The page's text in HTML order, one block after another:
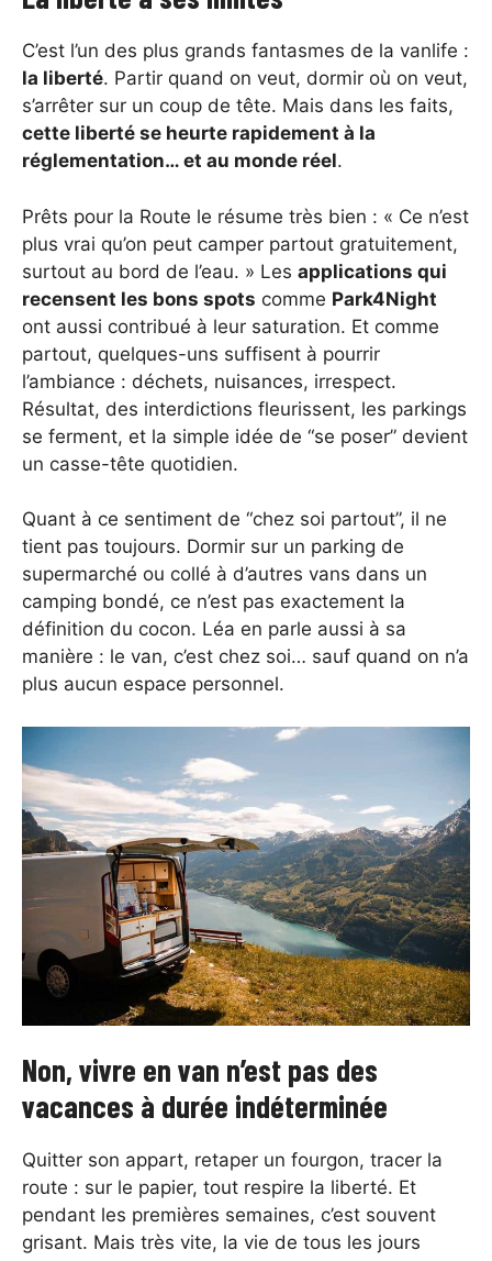
C’est l’un des plus grands fantasmes de la vanlife :
la liberté. Partir quand on veut, dormir où on veut,
s’arrêter sur un coup de tête. Mais dans les faits,
cette liberté se heurte rapidement à la
réglementation… et au monde réel.
Prêts pour la Route le résume très bien : « Ce n’est
plus vrai qu’on peut camper partout gratuitement,
surtout au bord de l’eau. » Les applications qui
recensent les bons spots comme Park4Night
ont aussi contribué à leur saturation. Et comme
partout, quelques-uns suffisent à pourrir
l’ambiance : déchets, nuisances, irrespect.
Résultat, des interdictions fleurissent, les parkings
se ferment, et la simple idée de “se poser” devient
un casse-tête quotidien.
Quant à ce sentiment de “chez soi partout”, il ne
tient pas toujours. Dormir sur un parking de
supermarché ou collé à d’autres vans dans un
camping bondé, ce n’est pas exactement la
définition du cocon. Léa en parle aussi à sa
manière : le van, c’est chez soi… sauf quand on n’a
plus aucun espace personnel.
Non, vivre en van n’est pas des
vacances à durée indéterminée
Quitter son appart, retaper un fourgon, tracer la
route : sur le papier, tout respire la liberté. Et
pendant les premières semaines, c’est souvent
grisant. Mais très vite, la vie de tous les jours